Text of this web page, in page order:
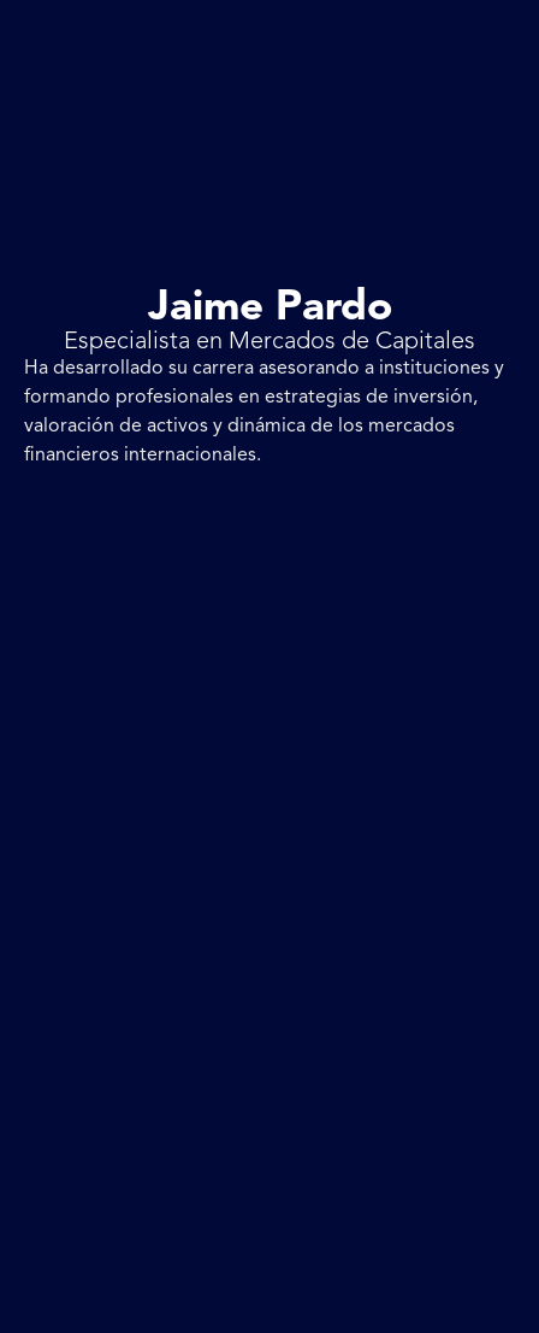
Jaime Pardo
Especialista en Mercados de Capitales
Ha desarrollado su carrera asesorando a instituciones y
formando profesionales en estrategias de inversión,
valoración de activos y dinámica de los mercados
financieros internacionales.